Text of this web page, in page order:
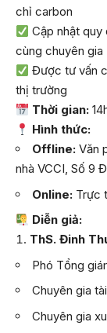
chỉ carbon
Cập nhật quy
cùng chuyên gia
Được tư vấn
thị trường
Thời gian:
Hình thức:
Offline: Văn
nhà VCCI, Số 9
Online: Trực
Diễn giả:
ThS. Đinh
Phó Tổng
Chuyên gia
Chuyên gia